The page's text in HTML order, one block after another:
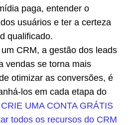
paga, entender o
usuários e ter a certeza
qualificado.
CRM, a gestão dos leads
vendas se torna mais
otimizar as conversões, é
los em cada etapa do
CRIE UMA CONTA GRÁTIS
todos os recursos do CRM